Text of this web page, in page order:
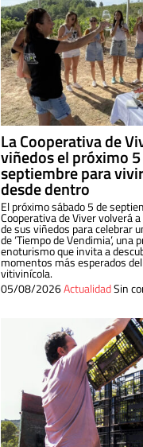
La Cooperativa de
viñedos el próximo
septiembre para
desde dentro
El próximo sábado 5 de
Cooperativa de Viver volverá
de sus viñedos para celebrar
de ‘Tiempo de Vendimia’, una
enoturismo que invita a
momentos más esperados
vitivinícola.
05/08/2026ActualidadSin